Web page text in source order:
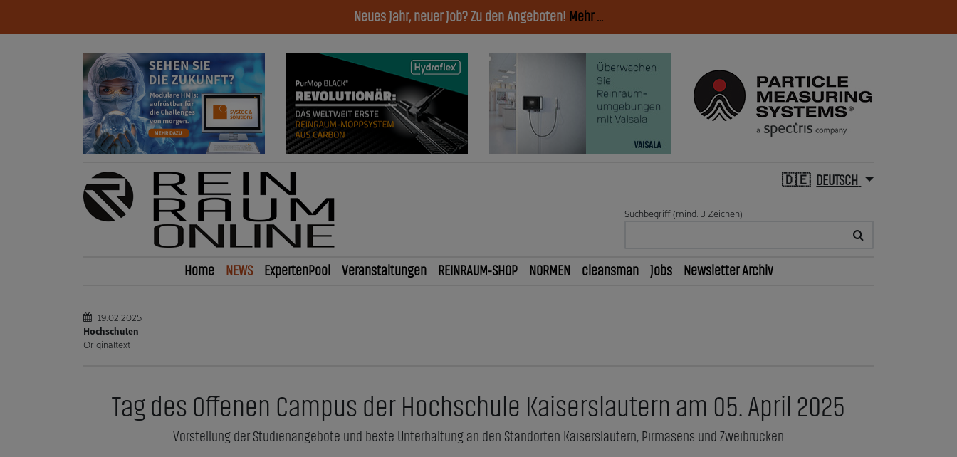
Neues Jahr, neuer Job? Zu den Angeboten! Mehr ...
DEUTSCH
Suchbegriff (mind. 3 Zeichen)
Home NEWS ExpertenPool Veranstaltungen REINRAUM-SHOP NORMEN cleansman Jobs Newsletter Archiv
19.02.2025
Hochschulen
Originaltext
Tag des Offenen Campus der Hochschule Kaiserslautern am 05. April 2025
Vorstellung der Studienangebote und beste Unterhaltung an den Standorten Kaiserslautern, Pirmasens und Zweibrücken